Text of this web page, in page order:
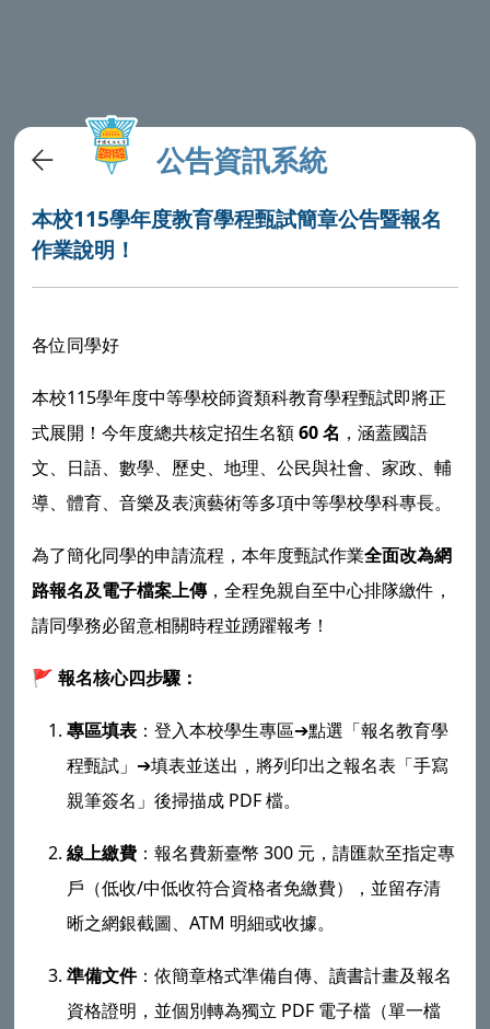
公告資訊系統
本校115學年度教育學程甄試簡章公告暨報名
作業說明！
各位同學好
本校115學年度中等學校師資類科教育學程甄試即將正
式展開！今年度總共核定招生名額60 名 ，涵蓋國語
文、日語、數學、歷史、地理、公民與社會、家政、輔
導、體育、音樂及表演藝術等多項中等學校學科專長。
為了簡化同學的申請流程，本年度甄試作業全面改為網
路報名及電子檔案上傳，全程免親自至中心排隊繳件，
請同學務必留意相關時程並踴躍報考！
🚩 報名核心四步驟：
專區填表 ：登入本校學生專區➔點選「報名教育學
程甄試」➔填表並送出，將列印出之報名表「手寫
親筆簽名」後掃描成 PDF 檔。
線上繳費 ：報名費新臺幣 300 元，請匯款至指定專
戶（低收/中低收符合資格者免繳費），並留存清
晰之網銀截圖、ATM 明細或收據。
準備文件：依簡章格式準備自傳、讀書計畫及報名
資格證明，並個別轉為獨立 PDF 電子檔（單一檔